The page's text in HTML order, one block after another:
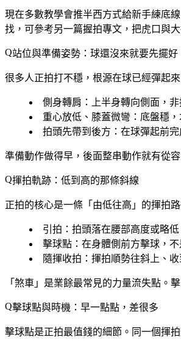
現在多數教學會推半西方式給新手練底
找，可參考另一篇握拍專文，把虎口與
站位與準備姿勢：球還沒來就要先擺好
很多人正拍打不穩，根源在球已經彈起
側身轉肩 ：上半身轉向側面，
重心放低、膝蓋微彎 ：底盤穩
拍頭先帶到後方 ：在球彈起前
準備動作做得早，後面整串動作就有從
揮拍軌跡：低到高的那條斜線
正拍的核心是一條「由低往高」的揮拍
引拍 ：拍頭落在腰部高度或略
擊球點 ：在身體側前方擊球，
隨揮收拍 ：揮拍順勢往斜上、
「煞車」是業餘最常見的力量流失點。
擊球點與時機：早一點點，差很多
擊球點是正拍最值錢的細節。同一個揮